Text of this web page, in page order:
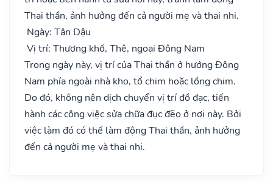
Thai thần, ảnh hưởng đến cả người mẹ và thai nhi.
Ngày: Tân Dậu
Vị trí: Thương khố, Thê, ngoại Đông Nam
Trong ngày này, vị trí của Thai thần ở hướng Đông
Nam phía ngoài nhà kho, tổ chim hoặc lồng chim.
Do đó, không nên dịch chuyển vị trí đồ đạc, tiến
hành các công việc sửa chữa đục đẽo ở nơi này. Bởi
việc làm đó có thể làm động Thai thần, ảnh hưởng
đến cả người mẹ và thai nhi.